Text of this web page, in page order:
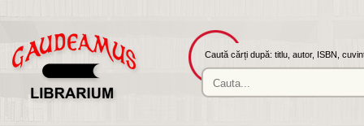
Caută cărți după: titlu, autor, ISBN,